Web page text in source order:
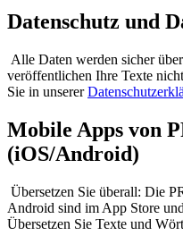
Datenschutz und
Alle Daten werden sicher
veröffentlichen Ihre Texte
Sie in unserer
Mobile Apps von
(iOS/Android)
Übersetzen Sie überall: Die
Android sind im App Store
Übersetzen Sie Texte und